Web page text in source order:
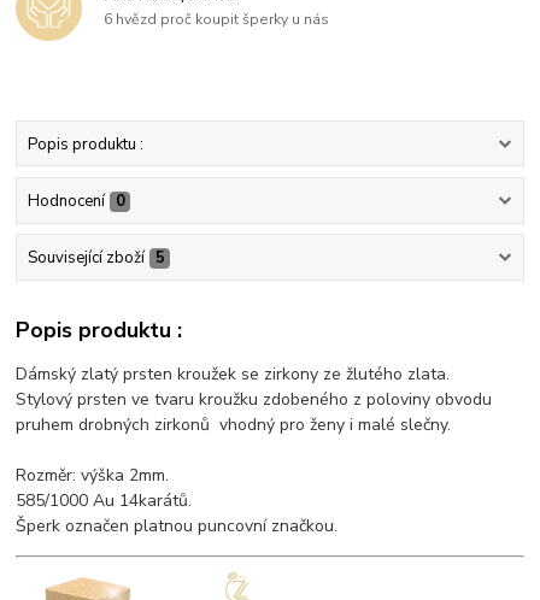
6 hvězd proč koupit šperky u nás
Popis produktu :
Hodnocení 0
Související zboží 5
Popis produktu :
Dámský zlatý prsten kroužek se zirkony ze žlutého zlata.
Stylový prsten ve tvaru kroužku zdobeného z poloviny obvodu
pruhem drobných zirkonů vhodný pro ženy i malé slečny.
Rozměr: výška 2mm.
585/1000 Au 14karátů.
Šperk označen platnou puncovní značkou.